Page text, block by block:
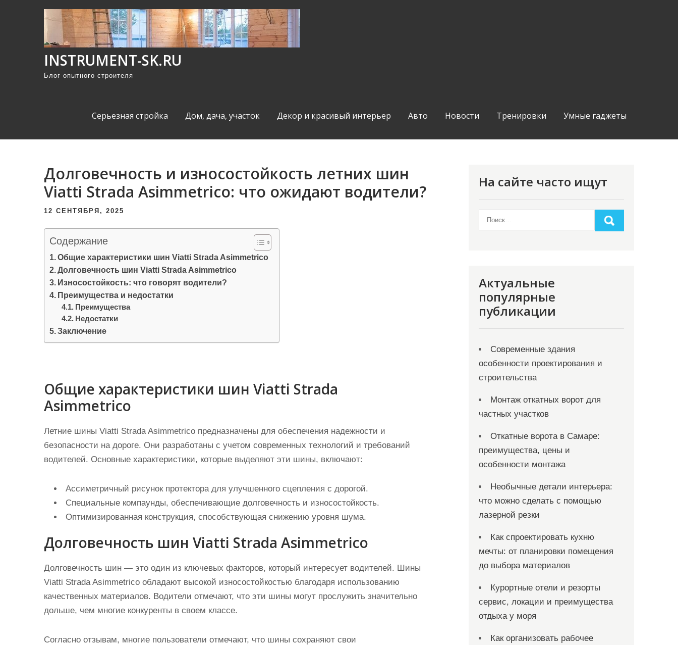
INSTRUMENT-SK.RU
Блог опытного строителя
Серьезная стройка Дом, дача, участок Декор и красивый интерьер Авто Новости Тренировки Умные гаджеты
Долговечность и износостойкость летних шин
Viatti Strada Asimmetrico: что ожидают водители?
12 СЕНТЯБРЯ, 2025
Содержание
Общие характеристики шин Viatti Strada Asimmetrico
Долговечность шин Viatti Strada Asimmetrico
Износостойкость: что говорят водители?
Преимущества и недостатки
Преимущества
Недостатки
Заключение
Общие характеристики шин Viatti Strada
Asimmetrico
Летние шины Viatti Strada Asimmetrico предназначены для обеспечения надежности и
безопасности на дороге. Они разработаны с учетом современных технологий и требований
водителей. Основные характеристики, которые выделяют эти шины, включают:
Ассиметричный рисунок протектора для улучшенного сцепления с дорогой.
Специальные компаунды, обеспечивающие долговечность и износостойкость.
Оптимизированная конструкция, способствующая снижению уровня шума.
Долговечность шин Viatti Strada Asimmetrico
Долговечность шин — это один из ключевых факторов, который интересует водителей. Шины
Viatti Strada Asimmetrico обладают высокой износостойкостью благодаря использованию
качественных материалов. Водители отмечают, что эти шины могут прослужить значительно
дольше, чем многие конкуренты в своем классе.
Согласно отзывам, многие пользователи отмечают, что шины сохраняют свои
На сайте часто ищут
Актуальные
популярные
публикации
Современные здания
особенности проектирования и
строительства
Монтаж откатных ворот для
частных участков
Откатные ворота в Самаре:
преимущества, цены и
особенности монтажа
Необычные детали интерьера:
что можно сделать с помощью
лазерной резки
Как спроектировать кухню
мечты: от планировки помещения
до выбора материалов
Курортные отели и резорты
сервис, локации и преимущества
отдыха у моря
Как организовать рабочее